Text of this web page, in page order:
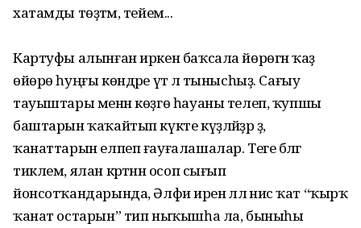
хатамды төҙәтәм, тейем...
Картуфы алынған иркен баҡсала йөрөгән ҡаҙ
өйөрө һуңғы көндәре үтә лә тынысһыҙ. Сағыу
тауыштары менән көҙгө һауаны телеп, ҡупшы
баштарын ҡаҡайтып күкте күҙләйҙәр ҙә,
ҡанаттарын елпеп ғауғалашалар. Теге бәләгә
тиклем, ялан кәртәнән осоп сығып
йонсотҡандарында, Әлфиә иренә әллә нисә ҡат “ҡырҡ
ҡанат остарын” тип ныҡышһа ла, быныһы